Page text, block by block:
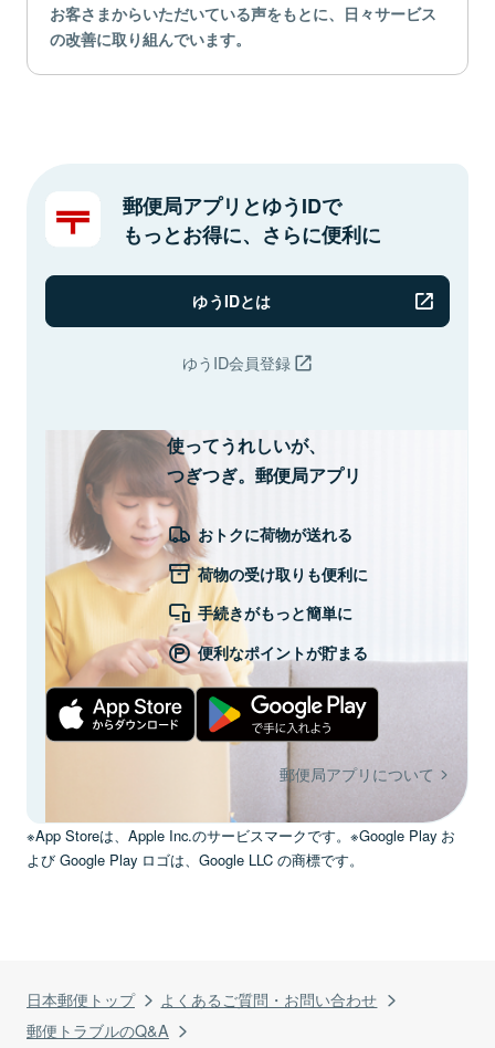
日本郵便トップ
よくあるご質問・お問い合わせ
郵便トラブルのQ&A
お客さまからいただいている声をもとに、日々サービス
の改善に取り組んでいます。
郵便局アプリとゆうIDで
もっとお得に、さらに便利に
ゆうIDとは
ゆうID会員登録
使ってうれしいが、
つぎつぎ。郵便局アプリ
おトクに荷物が送れる
荷物の受け取りも便利に
手続きがもっと簡単に
便利なポイントが貯まる
郵便局アプリについて
※App Storeは、Apple Inc.のサービスマークです。※Google Play お
よび Google Play ロゴは、Google LLC の商標です。